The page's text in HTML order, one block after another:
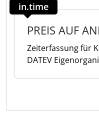
in.time
PREIS AUF
Zeiterfassung für
DATEV